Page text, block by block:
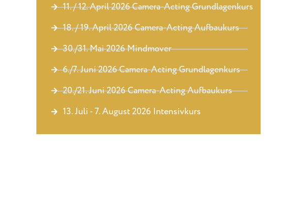
11. / 12. April 2026 Camera-Acting Grundlagenkurs
18. / 19. April 2026 Camera-Acting Aufbaukurs
30./31. Mai 2026 Mindmover
6./7. Juni 2026 Camera-Acting Grundlagenkurs
20./21. Juni 2026 Camera-Acting Aufbaukurs
13. Juli - 7. August 2026 Intensivkurs